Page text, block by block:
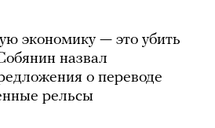
экономику — это убить
назвал
о переводе
рельсы